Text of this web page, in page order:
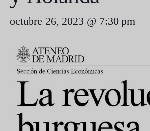
octubre 26, 2023 @ 7:30 pm